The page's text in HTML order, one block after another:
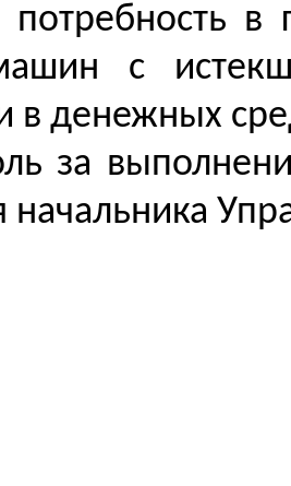
потребность
с
в денежных
за
начальника